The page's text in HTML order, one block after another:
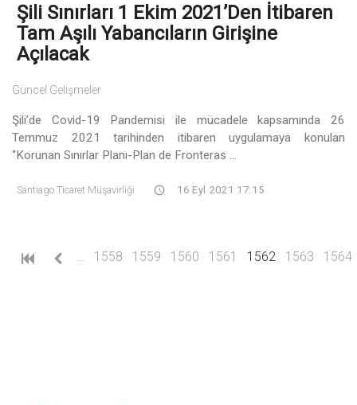
Şili Sınırları 1 Ekim 2021’den İtibaren
Tam Aşılı Yabancıların Girişine
Açılacak
Güncel Gelişmeler
Şili’de Covid-19 Pandemisi ile mücadele kapsamında 26
Temmuz 2021 tarihinden itibaren uygulamaya konulan
“Korunan Sınırlar Planı-Plan de Fronteras ...
Santiago Ticaret Müşavirliği 16 Eyl 2021 17:15
1558 1559 1560 1561 1562 (current)
1563 1564